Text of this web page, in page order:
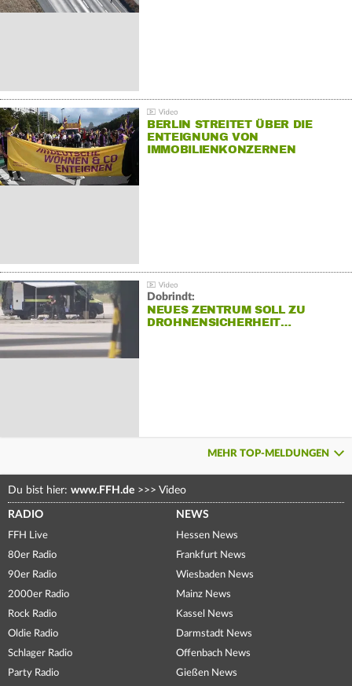
BERLIN STREITET ÜBER DIE
ENTEIGNUNG VON
IMMOBILIENKONZERNEN
Dobrindt:
NEUES ZENTRUM SOLL ZU
DROHNENSICHERHEIT…
MEHR TOP-MELDUNGEN
Du bist hier: www.FFH.de >>> Video
RADIO
FFH Live
80er Radio
90er Radio
2000er Radio
Rock Radio
Oldie Radio
Schlager Radio
Party Radio
NEWS
Hessen News
Frankfurt News
Wiesbaden News
Mainz News
Kassel News
Darmstadt News
Offenbach News
Gießen News